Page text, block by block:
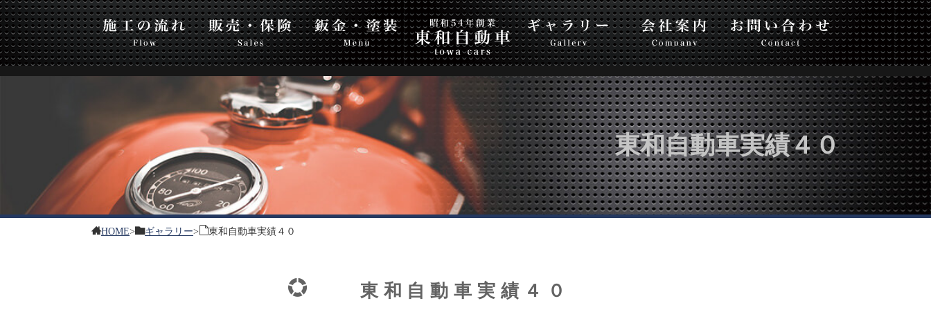
れ 販売・保険 板金・塗装
東和自動車Top Page
ギャラリー 会社案内 お問い合わせ
東和自動車実績４０
HOME> ギャラリー> 東和自動車実績４０
東和自動車実績４０